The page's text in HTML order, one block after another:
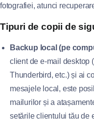
fotografiei, atunci
Tipuri de copii de
Backup local (pe
client de e-mail desktop
Thunderbird, etc.) și ai
mesajele local, este
mailurilor și a
setările clientului tău de